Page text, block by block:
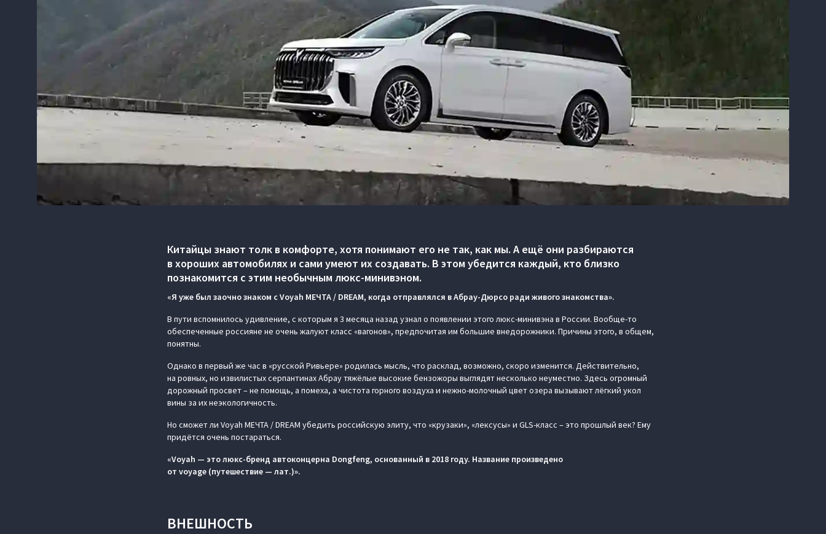
Китайцы знают толк в комфорте, хотя понимают его не так, как мы. А ещё они разбираются
в хороших автомобилях и сами умеют их создавать. В этом убедится каждый, кто близко
познакомится с этим необычным люкс-минивэном.
«Я уже был заочно знаком с Voyah МЕЧТА / DREAM, когда отправлялся в Абрау-Дюрсо ради живого знакомства».
В пути вспомнилось удивление, с которым я 3 месяца назад узнал о появлении этого люкс-минивэна в России. Вообще-то
обеспеченные россияне не очень жалуют класс «вагонов», предпочитая им большие внедорожники. Причины этого, в общем,
понятны.
Однако в первый же час в «русской Ривьере» родилась мысль, что расклад, возможно, скоро изменится. Действительно,
на ровных, но извилистых серпантинах Абрау тяжёлые высокие бензожоры выглядят несколько неуместно. Здесь огромный
дорожный просвет – не помощь, а помеха, а чистота горного воздуха и нежно-молочный цвет озера вызывают лёгкий укол
вины за их неэкологичность.
Но сможет ли Voyah МЕЧТА / DREAM убедить российскую элиту, что «крузаки», «лексусы» и GLS-класс – это прошлый век? Ему
придётся очень постараться.
«Voyah — это люкс-бренд автоконцерна Dongfeng, основанный в 2018 году. Название произведено
от voyage (путешествие — лат.)».
ВНЕШНОСТЬ